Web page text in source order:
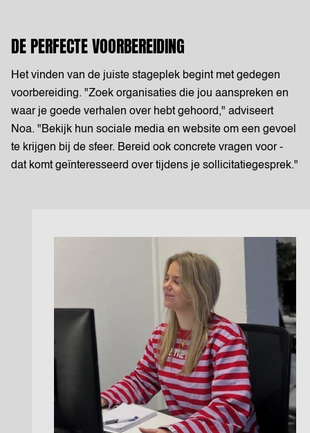
DE PERFECTE VOORBEREIDING
Het vinden van de juiste stageplek begint met gedegen
voorbereiding. "Zoek organisaties die jou aanspreken en
waar je goede verhalen over hebt gehoord," adviseert
Noa. "Bekijk hun sociale media en website om een gevoel
te krijgen bij de sfeer. Bereid ook concrete vragen voor -
dat komt geïnteresseerd over tijdens je sollicitatiegesprek."